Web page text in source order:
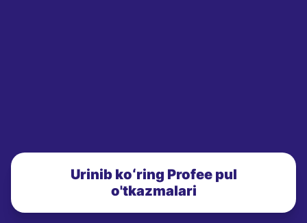
Urinib koʻring Profee pul
o'tkazmalari